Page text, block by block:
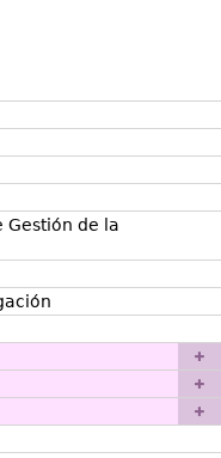
Gestión de la